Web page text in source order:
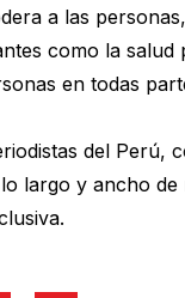
a las
como la salud
en todas
del Perú,
largo y ancho